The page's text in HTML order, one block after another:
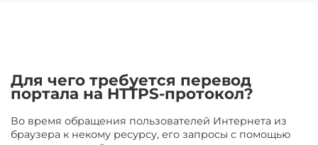
Для чего требуется перевод
портала на HTTPS-протокол?
Во время обращения пользователей Интернета из
браузера к некому ресурсу, его запросы с помощью